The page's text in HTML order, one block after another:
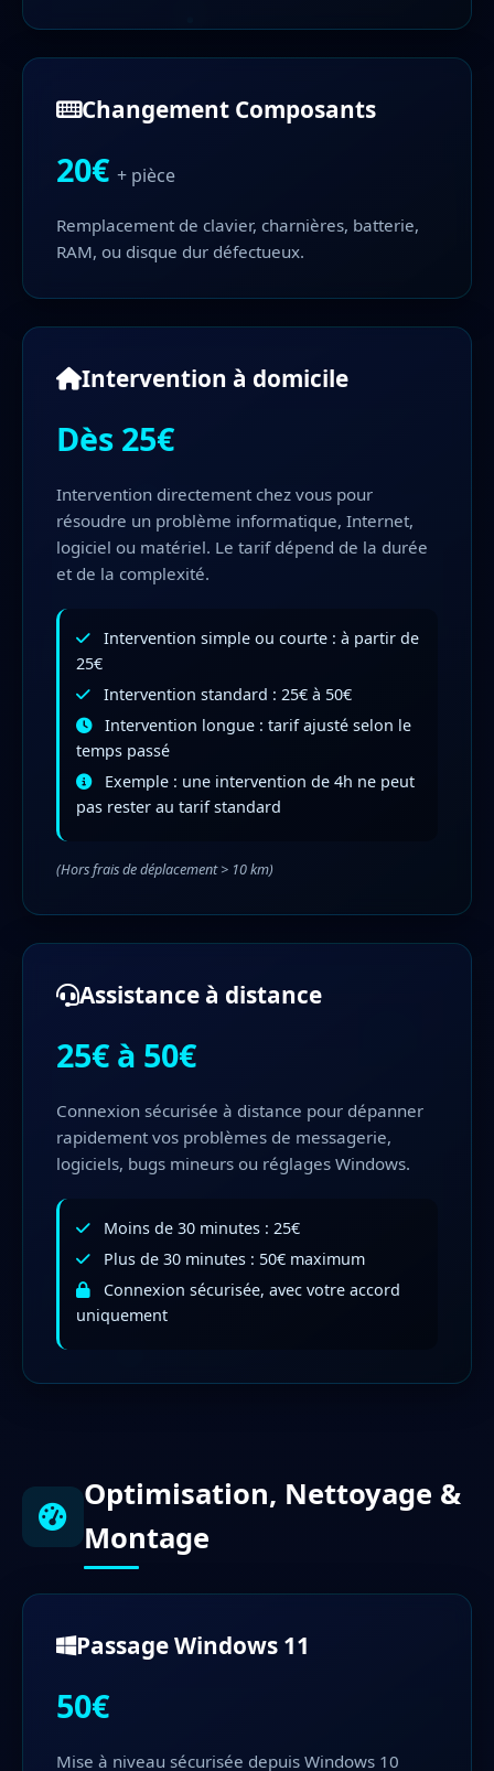
Changement Composants
20€ + pièce
Remplacement de clavier, charnières, batterie,
RAM, ou disque dur défectueux.
Intervention à domicile
Dès 25€
Intervention directement chez vous pour
résoudre un problème informatique, Internet,
logiciel ou matériel. Le tarif dépend de la durée
et de la complexité.
Intervention simple ou courte : à partir de
25€
Intervention standard : 25€ à 50€
Intervention longue : tarif ajusté selon le
temps passé
Exemple : une intervention de 4h ne peut
pas rester au tarif standard
(Hors frais de déplacement > 10 km)
Assistance à distance
25€ à 50€
Connexion sécurisée à distance pour dépanner
rapidement vos problèmes de messagerie,
logiciels, bugs mineurs ou réglages Windows.
Moins de 30 minutes : 25€
Plus de 30 minutes : 50€ maximum
Connexion sécurisée, avec votre accord
uniquement
Optimisation, Nettoyage &
Montage
Passage Windows 11
50€
Mise à niveau sécurisée depuis Windows 10